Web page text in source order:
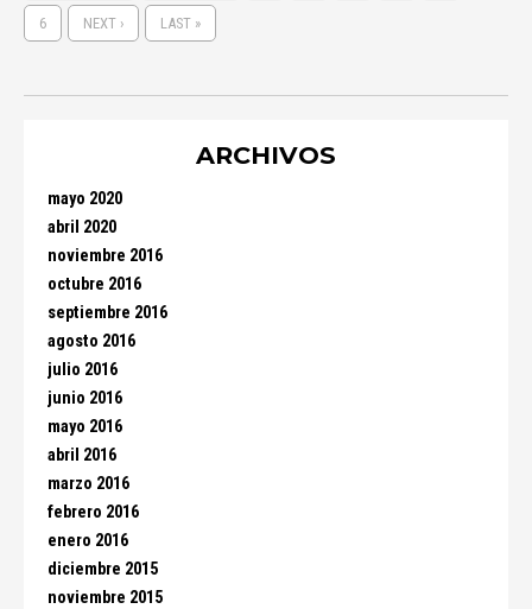
6 NEXT › LAST »
ARCHIVOS
mayo 2020
abril 2020
noviembre 2016
octubre 2016
septiembre 2016
agosto 2016
julio 2016
junio 2016
mayo 2016
abril 2016
marzo 2016
febrero 2016
enero 2016
diciembre 2015
noviembre 2015